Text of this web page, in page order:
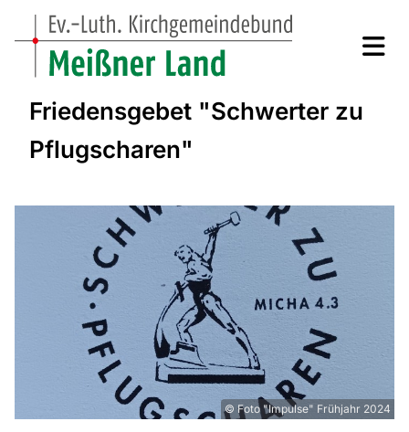
Friedensgebet "Schwerter zu
Pflugscharen"
© Foto "Impulse" Frühjahr 2024